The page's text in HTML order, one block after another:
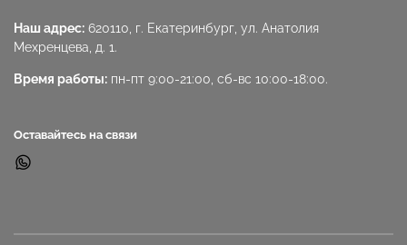
Наш адрес: 620110, г. Екатеринбург, ул. Анатолия
Мехренцева, д. 1.
Время работы: пн-пт 9:00-21:00, сб-вс 10:00-18:00.
Оставайтесь на связи